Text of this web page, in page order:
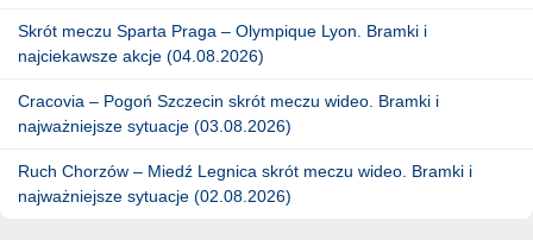
Skrót meczu Sparta Praga – Olympique Lyon. Bramki i
najciekawsze akcje (04.08.2026)
Cracovia – Pogoń Szczecin skrót meczu wideo. Bramki i
najważniejsze sytuacje (03.08.2026)
Ruch Chorzów – Miedź Legnica skrót meczu wideo. Bramki i
najważniejsze sytuacje (02.08.2026)